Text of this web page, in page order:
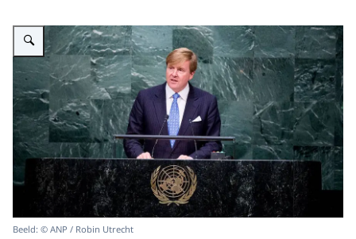
Vergroot afbeelding Koning houdt toespraak bij opening 70e Algemene
Beeld: © ANP / Robin Utrecht